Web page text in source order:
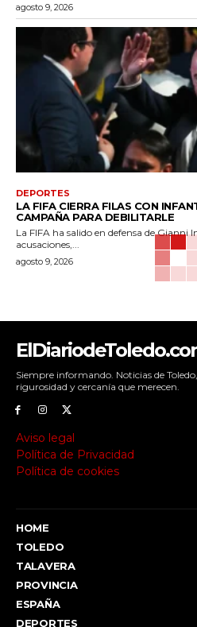
agosto 9, 2026
DEPORTES
LA FIFA CIERRA FILAS CON
CAMPAÑA PARA DEBILITARLE
La FIFA ha salido en defensa de
acusaciones,...
agosto 9, 2026
Siempre informando. Noticias de
rigurosidad y cercanía que merecen.
Aviso legal
Política de Privacidad
Política de cookies
HOME
TOLEDO
TALAVERA
PROVINCIA
ESPAÑA
DEPORTES